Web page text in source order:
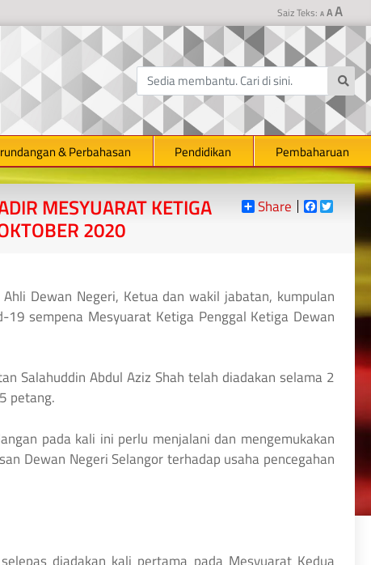
Saiz Teks: A Decrease
size.
AReset
font
size.
A
font
size.
& Perbahasan Pendidikan Pembaharuan
MESYUARAT KETIGA
2020
Share Facebook
Dewan Negeri, Ketua dan wakil jabatan, kumpulan
sempena Mesyuarat Ketiga Penggal Ketiga Dewan
Salahuddin Abdul Aziz Shah telah diadakan selama 2
petang.
pada kali ini perlu menjalani dan mengemukakan
Dewan Negeri Selangor terhadap usaha pencegahan